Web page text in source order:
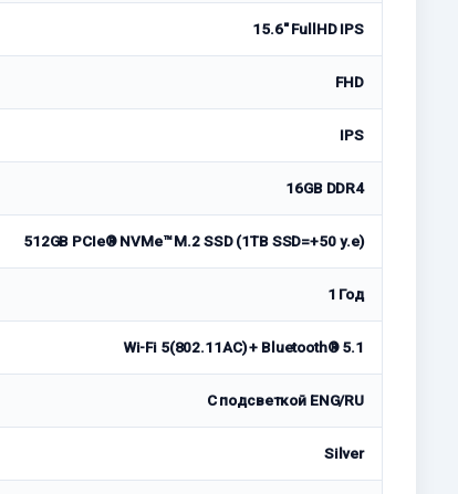
15.6" FullHD IPS
FHD
IPS
16GB DDR4
512GB PCIe® NVMe™ M.2 SSD (1TB SSD=+50 у.е)
1 Год
Wi-Fi 5(802.11AC) + Bluetooth® 5.1
С подсветкой ENG/RU
Silver